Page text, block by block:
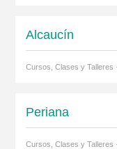
Alcaucín
Cursos, Clases y Talleres
Periana
Cursos, Clases y Talleres